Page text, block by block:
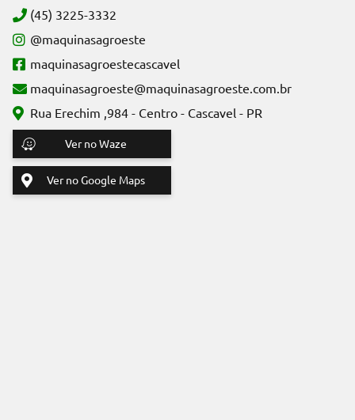
(45) 3225-3332
@maquinasagroeste
maquinasagroestecascavel
maquinasagroeste@maquinasagroeste.com.br
Rua Erechim ,984 - Centro - Cascavel - PR
Ver no Waze
Ver no Google Maps